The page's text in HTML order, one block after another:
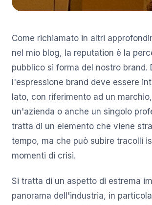
Come richiamato in altri
nel mio blog, la reputation è la
pubblico si forma del nostro brand.
l'espressione brand deve essere
lato, con riferimento ad un
un'azienda o anche un singolo
tratta di un elemento che viene
tempo, ma che può subire tracolli
momenti di crisi.
Si tratta di un aspetto di estrema
panorama dell'industria, in